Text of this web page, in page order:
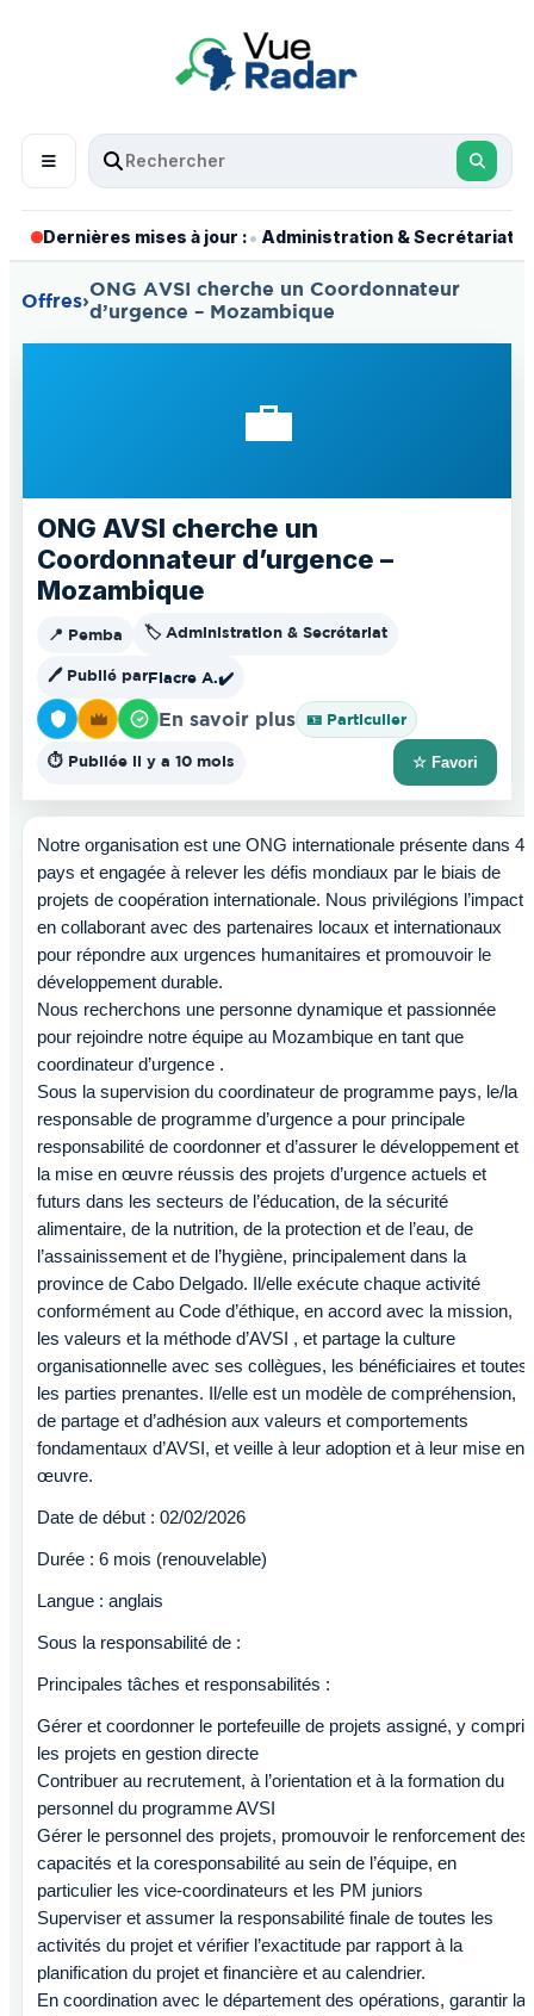
Dernières mises à jour :• Administration & Secrétariat
Offres›
ONG AVSI cherche un Coordonnateur
d’urgence – Mozambique
💼
ONG AVSI cherche un
Coordonnateur d’urgence –
Mozambique
📍 Pemba 🏷️ Administration & Secrétariat
🖊️ Publié parFiacre A.✔️
En savoir plus 🪪 Particulier
⏱️ Publiée il y a 10 mois ☆ Favori
Notre organisation est une ONG internationale présente dans 41
pays et engagée à relever les défis mondiaux par le biais de
projets de coopération internationale. Nous privilégions l’impact,
en collaborant avec des partenaires locaux et internationaux
pour répondre aux urgences humanitaires et promouvoir le
développement durable.
Nous recherchons une personne dynamique et passionnée
pour rejoindre notre équipe au Mozambique en tant que
coordinateur d’urgence .
Sous la supervision du coordinateur de programme pays, le/la
responsable de programme d’urgence a pour principale
responsabilité de coordonner et d’assurer le développement et
la mise en œuvre réussis des projets d’urgence actuels et
futurs dans les secteurs de l’éducation, de la sécurité
alimentaire, de la nutrition, de la protection et de l’eau, de
l’assainissement et de l’hygiène, principalement dans la
province de Cabo Delgado. Il/elle exécute chaque activité
conformément au Code d’éthique, en accord avec la mission,
les valeurs et la méthode d’AVSI , et partage la culture
organisationnelle avec ses collègues, les bénéficiaires et toutes
les parties prenantes. Il/elle est un modèle de compréhension,
de partage et d’adhésion aux valeurs et comportements
fondamentaux d’AVSI, et veille à leur adoption et à leur mise en
œuvre.
Date de début : 02/02/2026
Durée : 6 mois (renouvelable)
Langue : anglais
Sous la responsabilité de :
Principales tâches et responsabilités :
Gérer et coordonner le portefeuille de projets assigné, y compris
les projets en gestion directe
Contribuer au recrutement, à l’orientation et à la formation du
personnel du programme AVSI
Gérer le personnel des projets, promouvoir le renforcement des
capacités et la coresponsabilité au sein de l’équipe, en
particulier les vice-coordinateurs et les PM juniors
Superviser et assumer la responsabilité finale de toutes les
activités du projet et vérifier l’exactitude par rapport à la
planification du projet et financière et au calendrier.
En coordination avec le département des opérations, garantir la